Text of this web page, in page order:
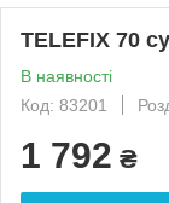
TELEFIX 70
В наявності
Код: 83201
1 792 ₴